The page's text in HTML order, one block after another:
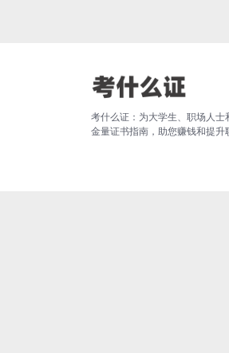
考什么证：为大学生、职场人
金量证书指南，助您赚钱和提升